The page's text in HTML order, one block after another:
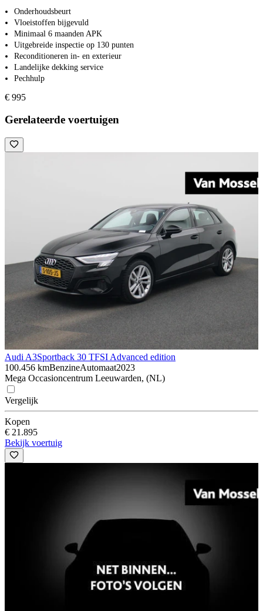
Onderhoudsbeurt
Vloeistoffen bijgevuld
Minimaal 6 maanden APK
Uitgebreide inspectie op 130 punten
Reconditioneren in- en exterieur
Landelijke dekking service
Pechhulp
€ 995
Gerelateerde voertuigen
Audi A3Sportback 30 TFSI Advanced edition
100.456 kmBenzineAutomaat2023
Mega Occasioncentrum Leeuwarden, (NL)
Vergelijk
Kopen
€ 21.895
Bekijk voertuig